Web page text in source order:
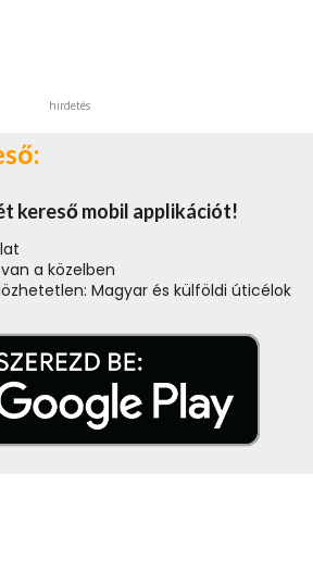
hirdetés
kereső mobil applikációt!
a közelben
Magyar és külföldi úticélok